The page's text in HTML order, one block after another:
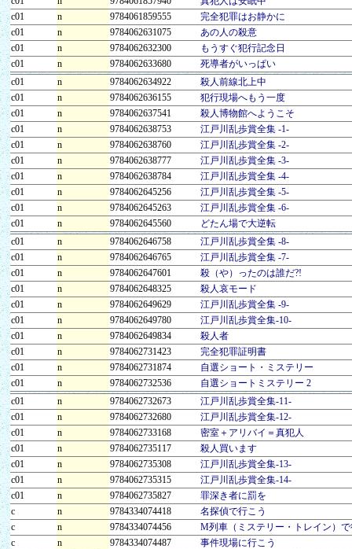
c01
n 9784061859555
完全犯罪はお静かに
c01
n 9784062631075
あの人の殺意
c01
n 9784062632300
もうすぐ犯行記念日
c01
n 9784062633680
死導者がいっぱい
c01
n 9784062634922
殺人前線北上中
c01
n 9784062636155
犯行現場へもう一度
c01
n 9784062637541
殺人博物館へようこそ
c01
n 9784062638753
江戸川乱歩賞全集 -1-
c01
n 9784062638760
江戸川乱歩賞全集 -2-
c01
n 9784062638777
江戸川乱歩賞全集 -3-
c01
n 9784062638784
江戸川乱歩賞全集 -4-
c01
n 9784062645256
江戸川乱歩賞全集 -5-
c01
n 9784062645263
江戸川乱歩賞全集 -6-
c01
n 9784062645560
どたん場で大逆転
c01
n 9784062646758
江戸川乱歩賞全集 -8-
c01
n 9784062646765
江戸川乱歩賞全集 -7-
c01
n 9784062647601
殺（や）ったのは誰だ?!
c01
n 9784062648325
殺人哀モード
c01
n 9784062649629
江戸川乱歩賞全集 -9-
c01
n 9784062649780
江戸川乱歩賞全集-10-
c01
n 9784062649834
殺人者
c01
n 9784062731423
完全犯罪証明書
c01
n 9784062731874
自選ショート・ミステリー
c01
n 9784062732536
自選ショートミステリー 2
c01
n 9784062732673
江戸川乱歩賞全集-11-
c01
n 9784062732680
江戸川乱歩賞全集-12-
c01
n 9784062733168
密室＋アリバイ＝真犯人
c01
n 9784062735117
殺人買います
c01
n 9784062735308
江戸川乱歩賞全集-13-
c01
n 9784062735315
江戸川乱歩賞全集-14-
c01
n 9784062735827
罪深き者に罰を
c
n 9784334074418
名探偵で行こう
c
n 9784334074456
M列車（ミステリー・トレイン）
c
n 9784334074487
事件現場に行こう